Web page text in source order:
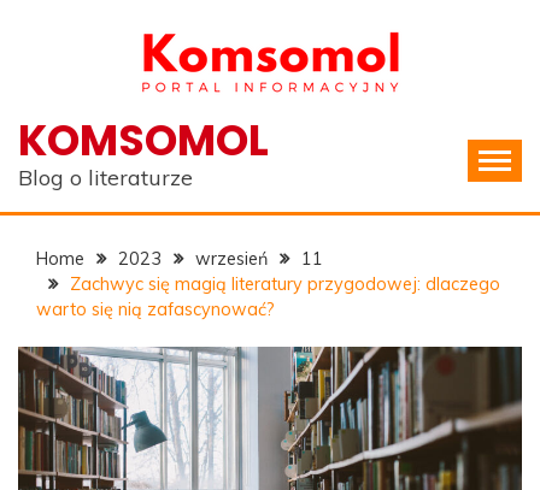
KOMSOMOL
Blog o literaturze
Home 2023 wrzesień
11
Zachwyc się magią literatury przygodowej: dlaczego
warto się nią zafascynować?